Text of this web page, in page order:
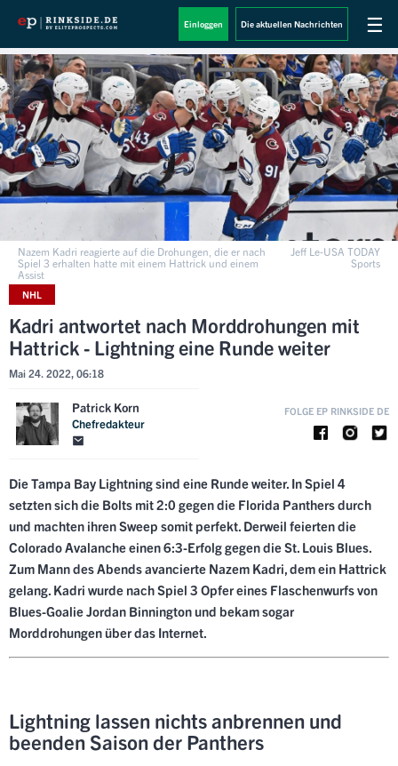
☰
Die aktuellen Nachrichten
Einloggen
Nazem Kadri reagierte auf die Drohungen, die er nach
Spiel 3 erhalten hatte mit einem Hattrick und einem
Assist
Jeff Le-USA TODAY
Sports
NHL
Kadri antwortet nach Morddrohungen mit
Hattrick - Lightning eine Runde weiter
Mai 24. 2022, 06:18
Patrick Korn
Chefredakteur
FOLGE EP RINKSIDE DE
Die Tampa Bay Lightning sind eine Runde weiter. In Spiel 4
setzten sich die Bolts mit 2:0 gegen die Florida Panthers durch
und machten ihren Sweep somit perfekt. Derweil feierten die
Colorado Avalanche einen 6:3-Erfolg gegen die St. Louis Blues.
Zum Mann des Abends avancierte Nazem Kadri, dem ein Hattrick
gelang. Kadri wurde nach Spiel 3 Opfer eines Flaschenwurfs von
Blues-Goalie Jordan Binnington und bekam sogar
Morddrohungen über das Internet.
Lightning lassen nichts anbrennen und
beenden Saison der Panthers